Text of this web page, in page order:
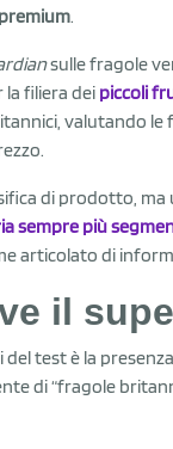
.
sulle fragole
filiera dei piccoli
valutando le
di prodotto,
sempre più
articolato di
il
test è la
di “fragole